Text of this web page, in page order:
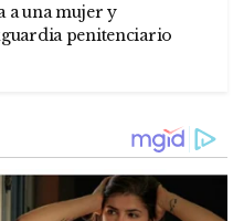
a una mujer y
penitenciario